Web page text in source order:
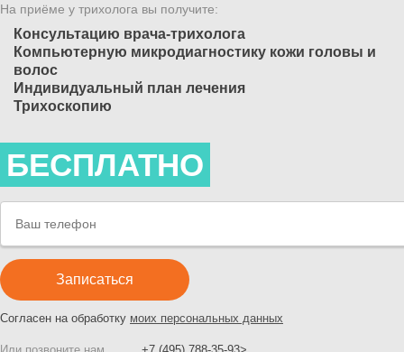
На приёме у трихолога вы получите:
Консультацию врача-трихолога
Компьютерную микродиагностику кожи головы и
волос
Индивидуальный план лечения
Трихоскопию
БЕСПЛАТНО
Согласен на обработку моих персональных данных